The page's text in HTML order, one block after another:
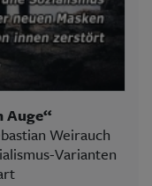
Auge“
Weirauch
Varianten